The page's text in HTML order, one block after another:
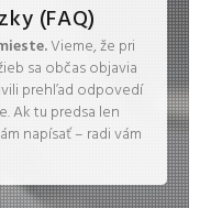
(FAQ)
Vieme, že pri
sa občas objavia
prehľad odpovedí
Ak tu predsa len
napísať – radi vám